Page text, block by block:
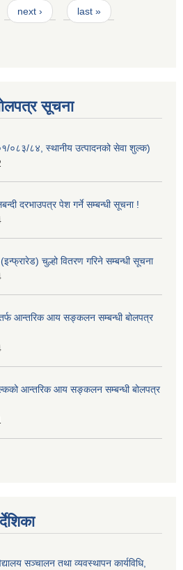
next › last »
सूचना
०८३/८४, स्थानीय उत्पादनको सेवा शुल्क)
दरभाउपत्र पेश गर्ने सम्बन्धी सूचना !
चुल्हो वितरण गरिने सम्बन्धी सूचना
तर्फ आन्तरिक आय सङ्कलन सम्बन्धी बोलपत्र
आन्तरिक आय सङ्कलन सम्बन्धी बोलपत्र
सञ्चालन तथा व्यवस्थापन कार्यविधि,